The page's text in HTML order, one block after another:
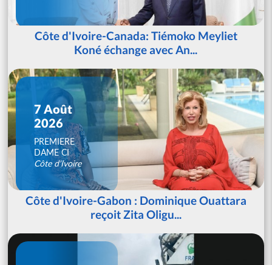
Côte d'Ivoire-Canada: Tiémoko Meyliet
Koné échange avec An...
7 Août
2026
PREMIERE
DAME CI
Côte d'Ivoire
Côte d'Ivoire-Gabon : Dominique Ouattara
reçoit Zita Oligu...